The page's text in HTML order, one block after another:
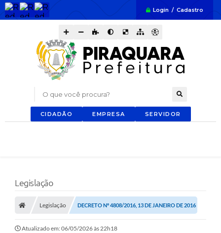
Login / Cadastro
O que você procura?
CIDADÃO EMPRESA SERVIDOR
Legislação
Legislação DECRETO Nº 4808/2016, 13 DE JANEIRO DE 2016
Atualizado em: 06/05/2026 às 22h18